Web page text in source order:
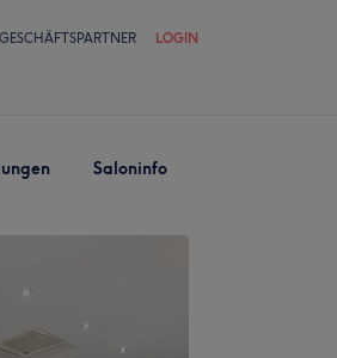
LOGIN
Saloninfo